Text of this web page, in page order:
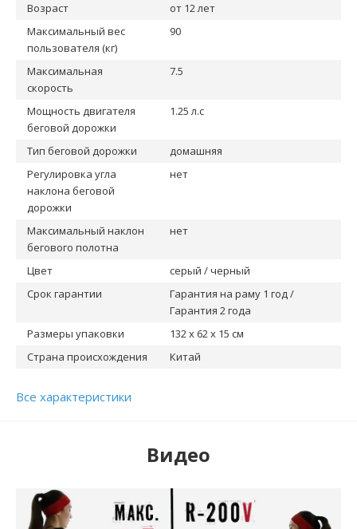
Возраст
от 12 лет
Максимальный вес
пользователя (кг)
90
Максимальная
скорость
7.5
Мощность двигателя
беговой дорожки
1.25 л.с
Тип беговой дорожки
домашняя
Регулировка угла
наклона беговой
дорожки
нет
Максимальный наклон
бегового полотна
нет
Цвет
серый / черный
Срок гарантии
Гарантия на раму 1 год /
Гарантия 2 года
Размеры упаковки
132 x 62 x 15 см
Страна происхождения
Китай
Все характеристики
Видео